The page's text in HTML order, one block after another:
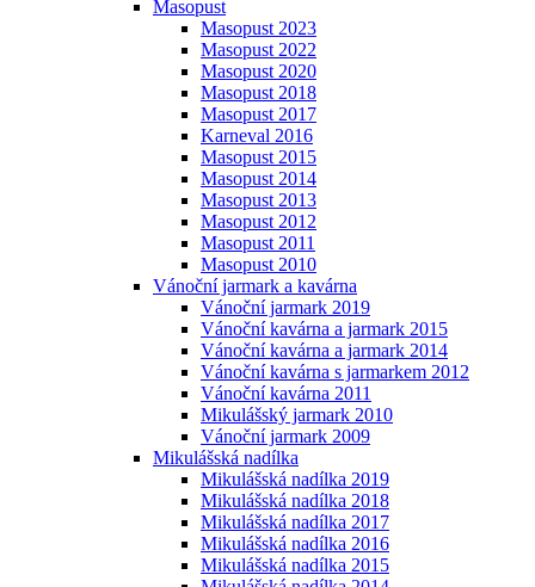
Masopust
Masopust 2023
Masopust 2022
Masopust 2020
Masopust 2018
Masopust 2017
Karneval 2016
Masopust 2015
Masopust 2014
Masopust 2013
Masopust 2012
Masopust 2011
Masopust 2010
Vánoční jarmark a kavárna
Vánoční jarmark 2019
Vánoční kavárna a jarmark 2015
Vánoční kavárna a jarmark 2014
Vánoční kavárna s jarmarkem 2012
Vánoční kavárna 2011
Mikulášský jarmark 2010
Vánoční jarmark 2009
Mikulášská nadílka
Mikulášská nadílka 2019
Mikulášská nadílka 2018
Mikulášská nadílka 2017
Mikulášská nadílka 2016
Mikulášská nadílka 2015